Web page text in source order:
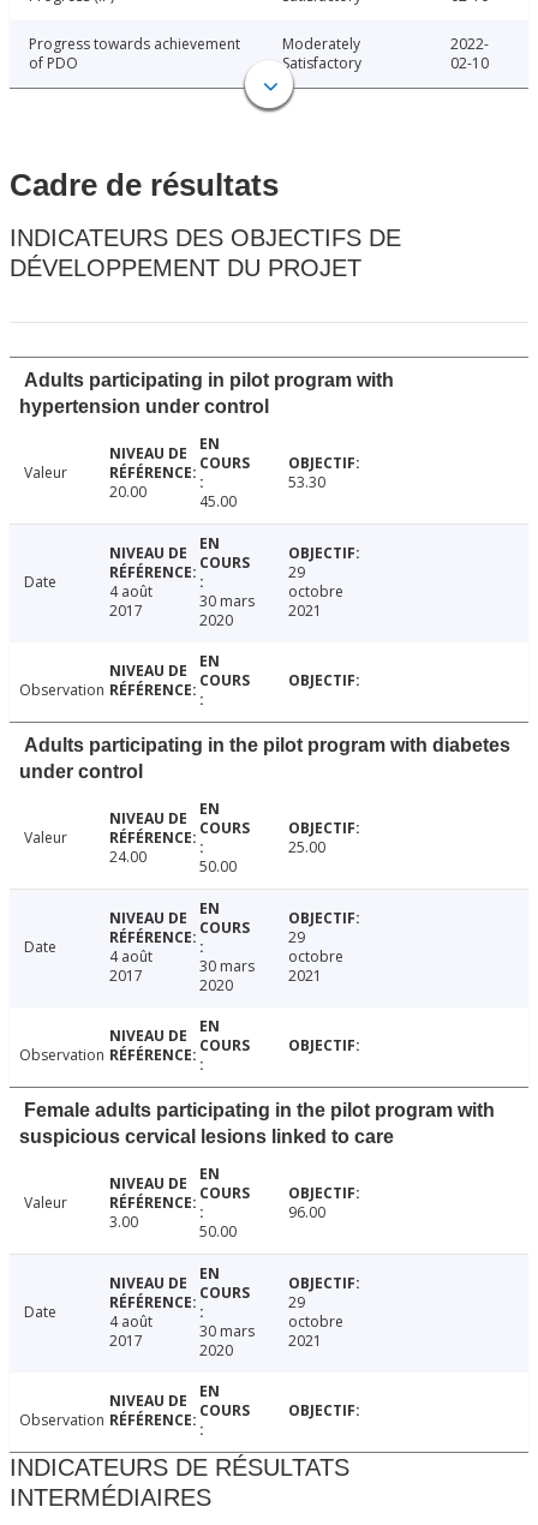
Progress towards achievement
of PDO
Moderately
Satisfactory
2022-
02-10
Cadre de résultats
INDICATEURS DES OBJECTIFS DE
DÉVELOPPEMENT DU PROJET
Adults participating in pilot program with
hypertension under control
Valeur
20.00
45.00
53.30
Date
4 août
2017
30 mars
2020
29
octobre
2021
Observation
Adults participating in the pilot program with diabetes
under control
Valeur
24.00
50.00
25.00
Date
4 août
2017
30 mars
2020
29
octobre
2021
Observation
Female adults participating in the pilot program with
suspicious cervical lesions linked to care
Valeur
3.00
50.00
96.00
Date
4 août
2017
30 mars
2020
29
octobre
2021
Observation
INDICATEURS DE RÉSULTATS
INTERMÉDIAIRES